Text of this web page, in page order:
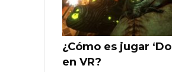
¿Cómo es jugar
en VR?